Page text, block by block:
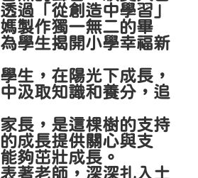
過「從創造中學習」
製作獨一無二的畢
為學生揭開小學幸福新
生，在陽光下成長，
汲取知識和養分，追
家長，是這棵樹的支持
成長提供關心與支
夠茁壯成長。
表著老師，深深扎入土